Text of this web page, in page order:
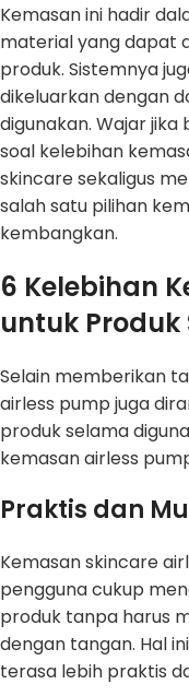
Kemasan ini hadir
material yang dapat
produk. Sistemnya
dikeluarkan dengan
digunakan. Wajar
soal kelebihan
skincare sekaligus
salah satu pilihan
kembangkan.
6 Kelebihan
untuk Produk
Selain memberikan
airless pump juga
produk selama
kemasan airless
Praktis dan
Kemasan skincare
pengguna cukup
produk tanpa harus
dengan tangan. Hal
terasa lebih praktis